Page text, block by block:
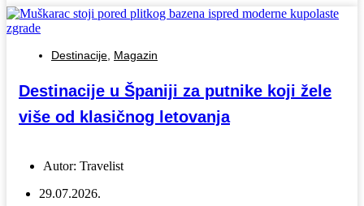
Destinacije Magazin
Destinacije u Španiji za putnike koji žele
više od klasičnog letovanja
Autor: Travelist
29.07.2026.